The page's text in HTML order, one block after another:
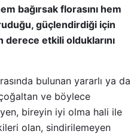
bağırsak florasını hem
güçlendirdiği için
derece etkili olduklarını
bulunan yararlı ya da
ve böylece
bireyin iyi olma hali ile
olan, sindirilemeyen